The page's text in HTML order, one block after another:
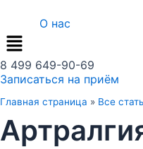
содержимому
О нас
8 499 649-90-69
Записаться на приём
Главная страница » Все